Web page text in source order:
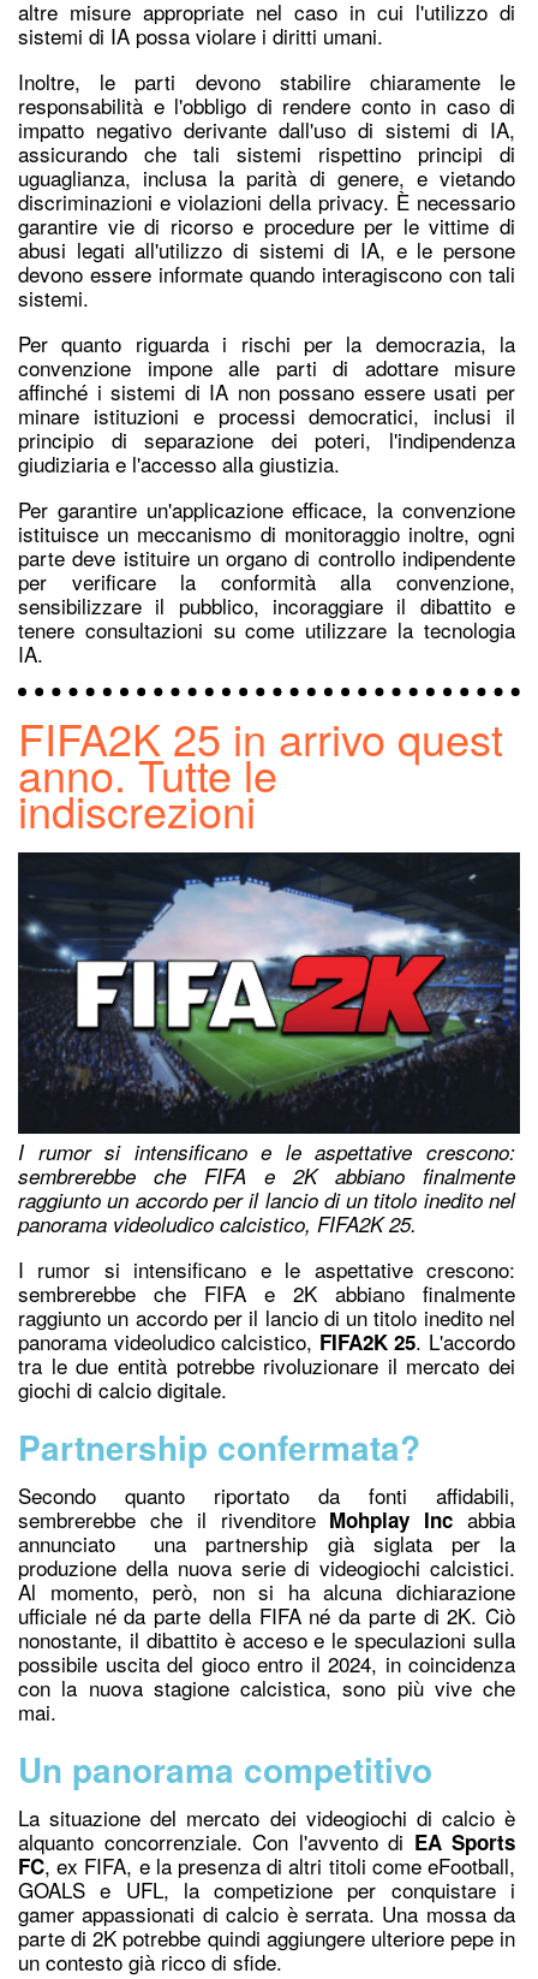
altre misure appropriate nel caso in cui l'utilizzo di
sistemi di IA possa violare i diritti umani.
Inoltre, le parti devono stabilire chiaramente le
responsabilità e l'obbligo di rendere conto in caso di
impatto negativo derivante dall'uso di sistemi di IA,
assicurando che tali sistemi rispettino principi di
uguaglianza, inclusa la parità di genere, e vietando
discriminazioni e violazioni della privacy. È necessario
garantire vie di ricorso e procedure per le vittime di
abusi legati all'utilizzo di sistemi di IA, e le persone
devono essere informate quando interagiscono con tali
sistemi.
Per quanto riguarda i rischi per la democrazia, la
convenzione impone alle parti di adottare misure
affinché i sistemi di IA non possano essere usati per
minare istituzioni e processi democratici, inclusi il
principio di separazione dei poteri, l'indipendenza
giudiziaria e l'accesso alla giustizia.
Per garantire un'applicazione efficace, la convenzione
istituisce un meccanismo di monitoraggio inoltre, ogni
parte deve istituire un organo di controllo indipendente
per verificare la conformità alla convenzione,
sensibilizzare il pubblico, incoraggiare il dibattito e
tenere consultazioni su come utilizzare la tecnologia
IA.
FIFA2K 25 in arrivo quest
anno. Tutte le
indiscrezioni
I rumor si intensificano e le aspettative crescono:
sembrerebbe che FIFA e 2K abbiano finalmente
raggiunto un accordo per il lancio di un titolo inedito nel
panorama videoludico calcistico, FIFA2K 25.
I rumor si intensificano e le aspettative crescono:
sembrerebbe che FIFA e 2K abbiano finalmente
raggiunto un accordo per il lancio di un titolo inedito nel
panorama videoludico calcistico, FIFA2K 25. L'accordo
tra le due entità potrebbe rivoluzionare il mercato dei
giochi di calcio digitale.
Partnership confermata?
Secondo quanto riportato da fonti affidabili,
sembrerebbe che il rivenditore Mohplay Inc abbia
annunciato una partnership già siglata per la
produzione della nuova serie di videogiochi calcistici.
Al momento, però, non si ha alcuna dichiarazione
ufficiale né da parte della FIFA né da parte di 2K. Ciò
nonostante, il dibattito è acceso e le speculazioni sulla
possibile uscita del gioco entro il 2024, in coincidenza
con la nuova stagione calcistica, sono più vive che
mai.
Un panorama competitivo
La situazione del mercato dei videogiochi di calcio è
alquanto concorrenziale. Con l'avvento di EA Sports
FC, ex FIFA, e la presenza di altri titoli come eFootball,
GOALS e UFL, la competizione per conquistare i
gamer appassionati di calcio è serrata. Una mossa da
parte di 2K potrebbe quindi aggiungere ulteriore pepe in
un contesto già ricco di sfide.